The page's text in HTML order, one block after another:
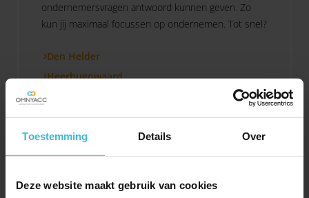
Toestemming Details Over
Deze website maakt gebruik van cookies
ondernemersvragen antwoord kunnen geven. Zo
kun jij maximaal focussen op ondernemen. Tot snel?
Den Helder
Heerhugowaard
Hoorn
Leeuwarden
Texel